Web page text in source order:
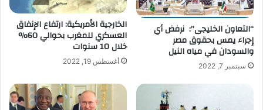
“التعاون الخليجى”: نرفض أي
إجراء يمس بحقوق مصر
والسودان في مياه النيل
سبتمبر 7, 2022
الخارجية الأمريكية: ارتفاع الإنفاق
العسكري للمغرب بحوالي 60%
خلال 10 سنوات
أغسطس 19, 2022